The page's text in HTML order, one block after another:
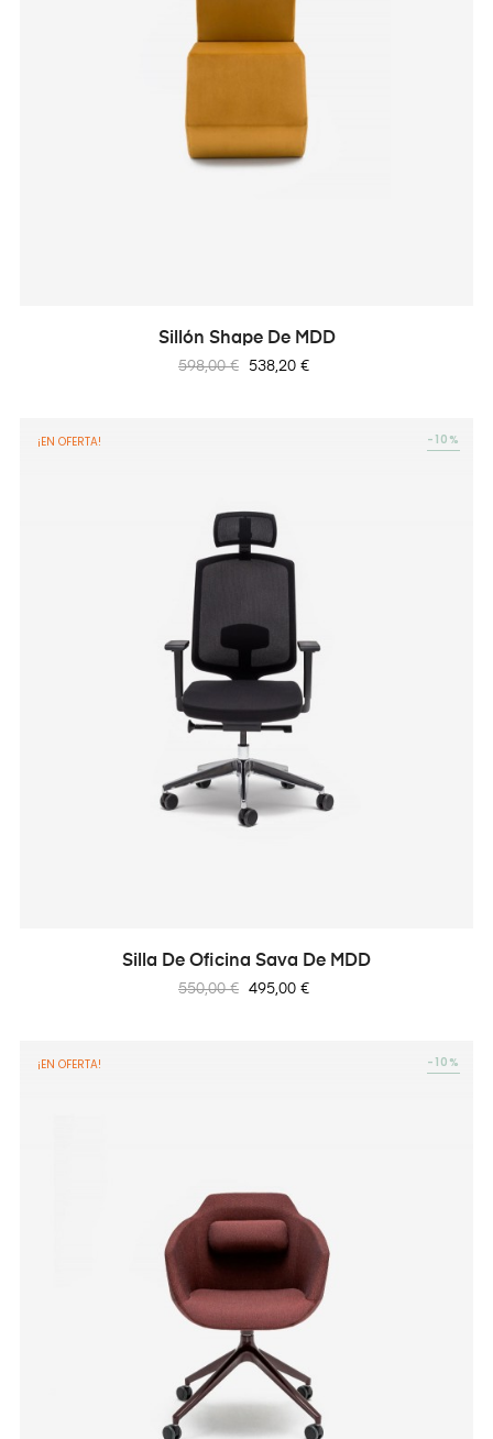
Sillón Shape De MDD
Precio
598,00 € Precio
538,20 €
¡EN OFERTA!
Silla De Oficina Sava De MDD
Precio
550,00 €
-10%
Precio
495,00 €
¡EN OFERTA! -10%